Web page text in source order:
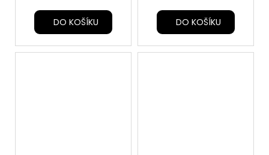
DO KOŠÍKU DO KOŠÍKU